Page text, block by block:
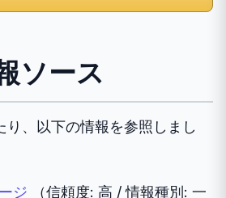
ソース
り、以下の情報を参照しまし
ジ （信頼度: 高 / 情報種別: 一